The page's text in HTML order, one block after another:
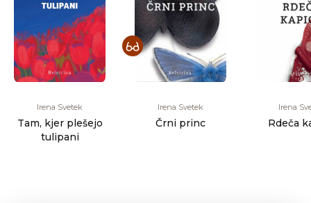
Irena Svetek
Tam, kjer plešejo
tulipani
Irena Svetek
Črni princ
Irena
Rdeča